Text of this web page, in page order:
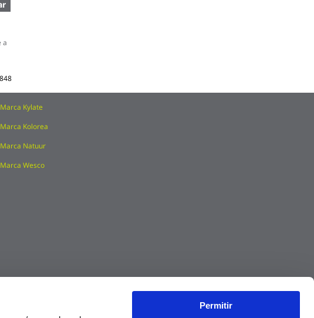
Permitir
a
Marca Kylate
Marca Kolorea
Marca Natuur
Marca Wesco